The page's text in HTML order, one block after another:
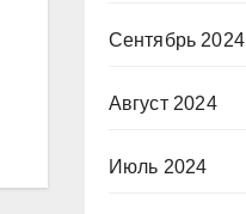
Сентябрь 2024
Август 2024
Июль 2024